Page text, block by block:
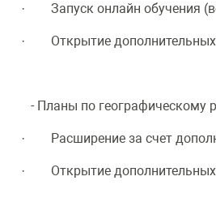
· Запуск онлайн обучения
· Открытие дополнительных
- Планы по
· Расширение за счет
· Открытие дополнительных